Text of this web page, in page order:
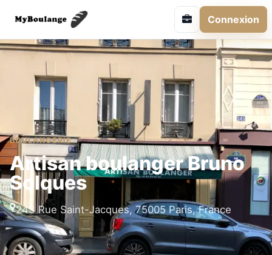
Connexion
BOULANGERIE
Artisan boulanger Bruno
Solques
243 Rue Saint-Jacques, 75005 Paris, France